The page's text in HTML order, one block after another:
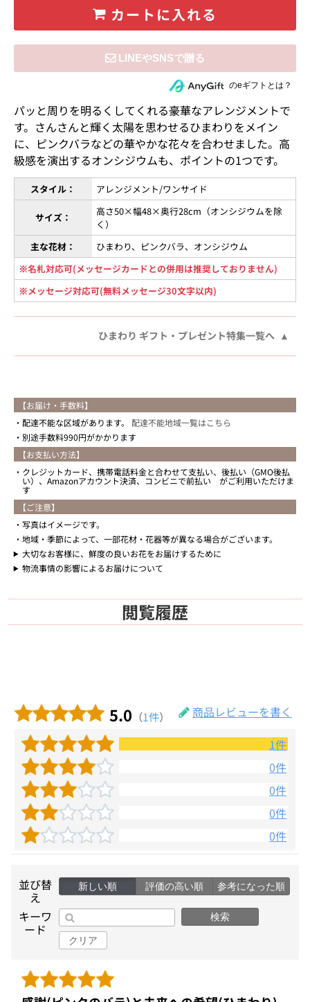
カートに入れる
住所を知らない相手にeギフトで贈るのeギフトとは？
パッと周りを明るくしてくれる豪華なアレンジメントで
す。さんさんと輝く太陽を思わせるひまわりをメイン
に、ピンクバラなどの華やかな花々を合わせました。高
級感を演出するオンシジウムも、ポイントの1つです。
スタイル： アレンジメント/ワンサイド
サイズ：
高さ50×幅48×奥行28cm（オンシジウムを除
く）
主な花材：
ひまわり、ピンクバラ、オンシジウム
※名札対応可(メッセージカードとの併用は推奨しておりません)
※メッセージ対応可(無料メッセージ30文字以内)
ひまわり ギフト・プレゼント特集一覧へ
【お届け・手数料】
配達不能な区域があります。 配達不能地域一覧はこちら
別途手数料990円がかかります
【お支払い方法】
クレジットカード、携帯電話料金と合わせて支払い、後払い（GMO後払
い）、Amazonアカウント決済、コンビニで前払い がご利用いただけま
す
【ご注意】
写真はイメージです。
地域・季節によって、一部花材・花器等が異なる場合がございます。
大切なお客様に、鮮度の良いお花をお届けするために
物流事情の影響によるお届けについて
閲覧履歴
5.0 （1件）
商品レビューを書く
1件
0件
0件
0件
0件
並び替
え
新しい順 評価の高い順 参考になった順
キーワ
ード
検索
クリア